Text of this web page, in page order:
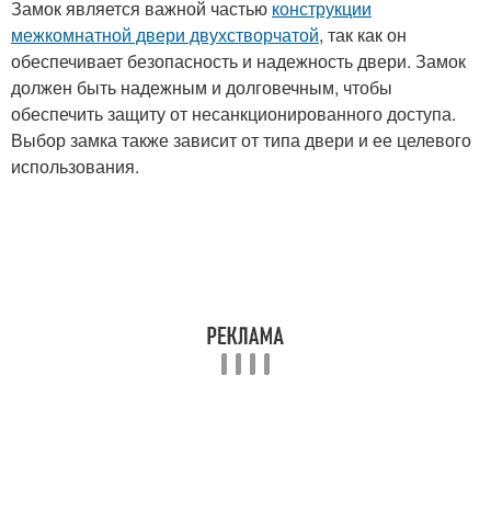
Замок является важной частью конструкции
межкомнатной двери двухстворчатой, так как он
обеспечивает безопасность и надежность двери. Замок
должен быть надежным и долговечным, чтобы
обеспечить защиту от несанкционированного доступа.
Выбор замка также зависит от типа двери и ее целевого
использования.